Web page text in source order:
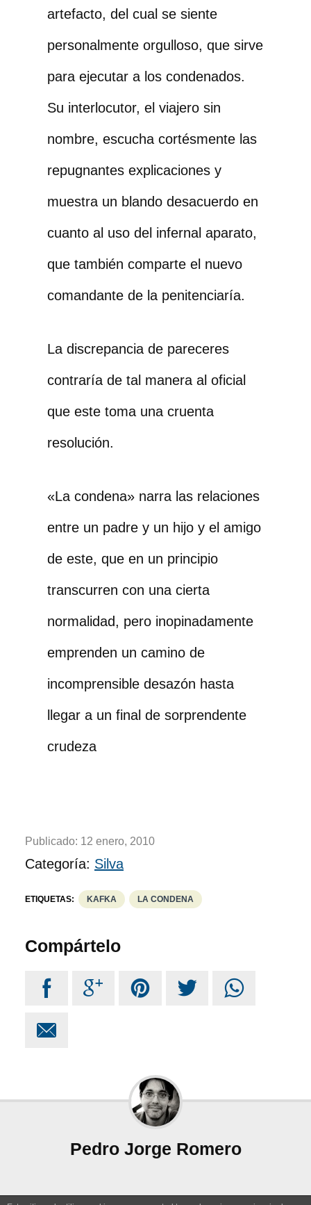
artefacto, del cual se siente
personalmente orgulloso, que sirve
para ejecutar a los condenados.
Su interlocutor, el viajero sin
nombre, escucha cortésmente las
repugnantes explicaciones y
muestra un blando desacuerdo en
cuanto al uso del infernal aparato,
que también comparte el nuevo
comandante de la penitenciaría.
La discrepancia de pareceres
contraría de tal manera al oficial
que este toma una cruenta
resolución.
«La condena» narra las relaciones
entre un padre y un hijo y el amigo
de este, que en un principio
transcurren con una cierta
normalidad, pero inopinadamente
emprenden un camino de
incomprensible desazón hasta
llegar a un final de sorprendente
crudeza
Publicado: 12 enero, 2010
Categoría: Silva
ETIQUETAS: KAFKA LA CONDENA
Compártelo
    

Pedro Jorge Romero